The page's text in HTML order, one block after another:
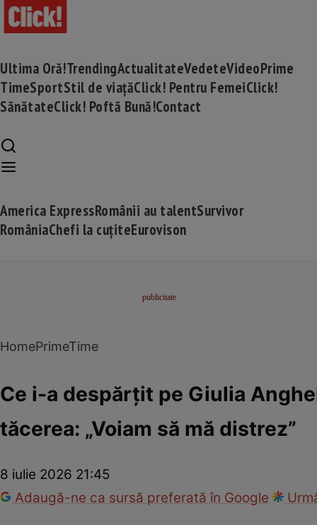
Ultima Oră!TrendingActualitateVedeteVideoPrime
TimeSportStil de viațăClick! Pentru FemeiClick!
SănătateClick! Poftă Bună!Contact
America ExpressRomânii au talentSurvivor
RomâniaChefi la cuțiteEurovison
HomePrimeTime
Ce i-a despărțit pe Giulia
tăcerea: „Voiam să mă distrez”
8 iulie 2026 21:45
Adaugă-ne ca sursă preferată în Google